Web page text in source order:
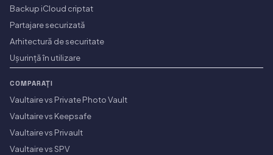
Backup iCloud criptat
Partajare securizată
Arhitectură de securitate
Ușurință în utilizare
COMPARAȚI
Vaultaire vs Private Photo Vault
Vaultaire vs Keepsafe
Vaultaire vs Privault
Vaultaire vs SPV